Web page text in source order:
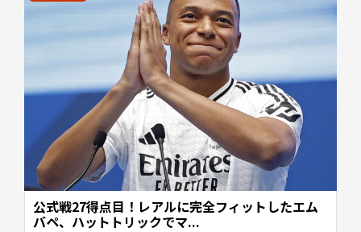
公式戦27得点目！レアルに完全フィットしたエム
バペ、ハットトリックでマ...